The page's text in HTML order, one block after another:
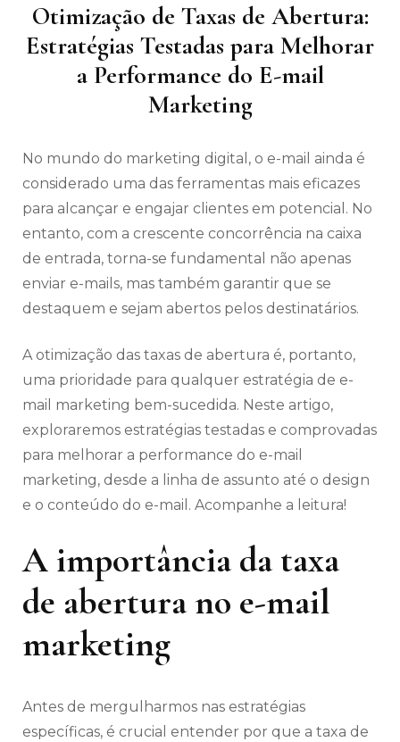
Otimização de Taxas de Abertura:
Estratégias Testadas para Melhorar
a Performance do E-mail
Marketing
No mundo do marketing digital, o e-mail ainda é
considerado uma das ferramentas mais eficazes
para alcançar e engajar clientes em potencial. No
entanto, com a crescente concorrência na caixa
de entrada, torna-se fundamental não apenas
enviar e-mails, mas também garantir que se
destaquem e sejam abertos pelos destinatários.
A otimização das taxas de abertura é, portanto,
uma prioridade para qualquer estratégia de e-
mail marketing bem-sucedida. Neste artigo,
exploraremos estratégias testadas e comprovadas
para melhorar a performance do e-mail
marketing, desde a linha de assunto até o design
e o conteúdo do e-mail. Acompanhe a leitura!
A importância da taxa
de abertura no e-mail
marketing
Antes de mergulharmos nas estratégias
específicas, é crucial entender por que a taxa de